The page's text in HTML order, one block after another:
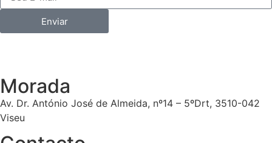
Enviar
Morada
Av. Dr. António José de Almeida, nº14 – 5ºDrt, 3510-042
Viseu